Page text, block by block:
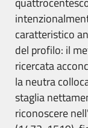
caratteristico
del profilo: il
ricercata
la neutra
staglia
riconoscere